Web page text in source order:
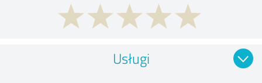
Usługi